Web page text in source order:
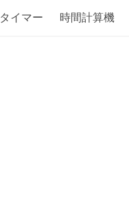
タイマー 時間計算機